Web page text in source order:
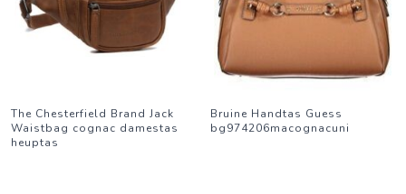
The Chesterfield Brand Jack
Waistbag cognac damestas
heuptas
Bruine Handtas Guess
bg974206macognacuni